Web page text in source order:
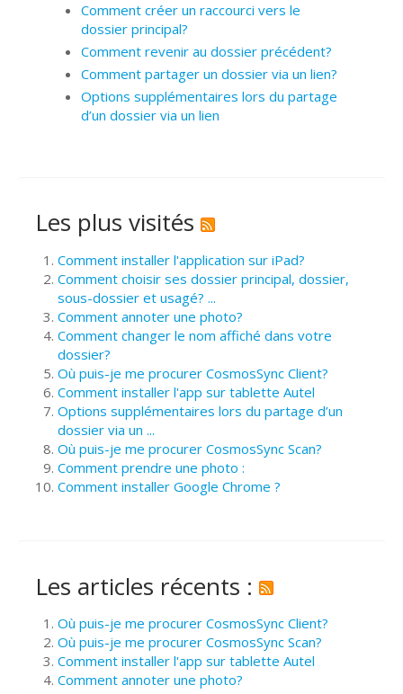
Comment créer un raccourci vers le
dossier principal?
Comment revenir au dossier précédent?
Comment partager un dossier via un lien?
Options supplémentaires lors du partage
d’un dossier via un lien
Les plus visités
Comment installer l'application sur iPad?
Comment choisir ses dossier principal, dossier,
sous-dossier et usagé? ...
Comment annoter une photo?
Comment changer le nom affiché dans votre
dossier?
Où puis-je me procurer CosmosSync Client?
Comment installer l'app sur tablette Autel
Options supplémentaires lors du partage d’un
dossier via un ...
Où puis-je me procurer CosmosSync Scan?
Comment prendre une photo :
Comment installer Google Chrome ?
Les articles récents :
Où puis-je me procurer CosmosSync Client?
Où puis-je me procurer CosmosSync Scan?
Comment installer l'app sur tablette Autel
Comment annoter une photo?